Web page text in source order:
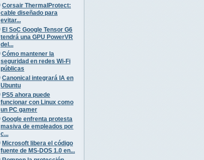
Corsair ThermalProtect:
cable diseñado para
evitar...
El SoC Google Tensor G6
tendrá una GPU PowerVR
del...
Cómo mantener la
seguridad en redes Wi-Fi
públicas
Canonical integrará IA en
Ubuntu
PS5 ahora puede
funcionar con Linux como
un PC gamer
Google enfrenta protesta
masiva de empleados por
c...
Microsoft libera el código
fuente de MS-DOS 1.0 en...